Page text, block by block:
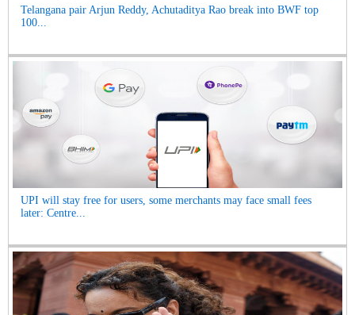
Telangana pair Arjun Reddy, Achutaditya Rao break into BWF top
100...
UPI will stay free for users, some merchants may face small fees
later: Centre...